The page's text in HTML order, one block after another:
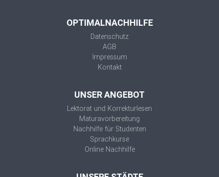
OPTIMALNACHHILFE
Datenschutz
AGB
Impressum
Kontakt
UNSER ANGEBOT
Lektorat und Korrekturlesen
Maturavorbereitung
Nachhilfe für Studenten
Sprachkurse
Online Nachhilfe